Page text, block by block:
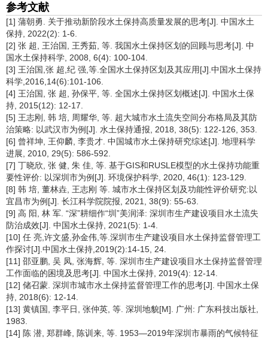
参考文献
[1] 蒲朝勇. 关于推动新阶段水土保持高质量发展的思考[J]. 中国水土
保持, 2022(2): 1-6.
[2] 张 超, 王治国, 王秀茹, 等. 我国水土保持区划的回顾与思考[J]. 中
国水土保持科学, 2008, 6(4): 100-104.
[3] 王治国,张 超,纪 强,等.全国水土保持区划及其应用[J].中国水土保持
科学,2016,14(6):101-106.
[4] 王治国, 张 超, 孙保平, 等. 全国水土保持区划概述[J]. 中国水土保
持, 2015(12): 12-17.
[5] 王志刚, 韩 培, 周耀华, 等. 超大城市水土流失空间分布格局及其防
治策略: 以武汉市为例[J]. 水土保持通报, 2018, 38(5): 122-126, 353.
[6] 曾祥坤, 王仰麟, 李贵才. 中国城市水土保持研究综述[J]. 地理科学
进展, 2010, 29(5): 586-592.
[7] 丁晓欣, 张 健, 朱 佳, 等. 基于GIS和RUSLE模型的水土保持功能重
要性评价: 以深圳市为例[J]. 环境保护科学, 2020, 46(1): 123-129.
[8] 韩 培, 董林垚, 王志刚 等. 城市水土保持区划及功能性评价研究:以
宜昌市为例[J]. 长江科学院院报, 2021, 38(9): 55-63.
[9] 高 阳, 林 军. “深”耕细作“圳”美润泽: 深圳市生产建设项目水土流失
防治成效[J]. 中国水土保持, 2021(5): 1-4.
[10] 任 亮,许文盛,孙金伟,等.深圳市生产建设项目水土保持监督管理工
作探讨[J].中国水土保持,2019(2):14-15, 24.
[11] 邵亚鹏, 吴 凤, 张海辉, 等. 深圳市生产建设项目水土保持监督管理
工作面临的困境及思考[J]. 中国水土保持, 2019(4): 12-14.
[12] 储召蒙. 深圳市城市水土保持监督管理工作的思考[J]. 中国水土保
持, 2018(6): 12-14.
[13] 黄镇国, 李平日, 张仲英, 等. 深圳地貌[M]. 广州: 广东科技出版社,
1983.
[14] 陈 潜, 郑群峰, 陈训来, 等. 1953—2019年深圳市暴雨的气候特征